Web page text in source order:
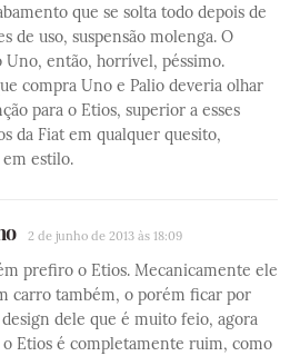
que se solta todo depois de
de uso, suspensão molenga. O
Uno, então, horrível, péssimo.
compra Uno e Palio deveria olhar
para o Etios, superior a esses
da Fiat em qualquer quesito,
estilo.
2 de junho de 2013 às 18:09
prefiro o Etios. Mecanicamente ele
carro também, o porém ficar por
dele que é muito feio, agora
Etios é completamente ruim, como